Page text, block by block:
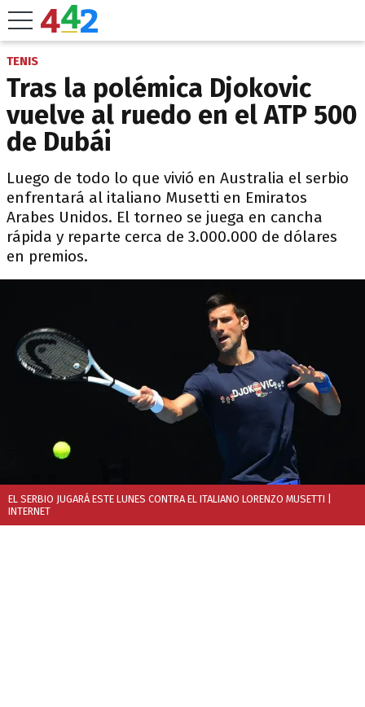
TENIS
Tras la polémica Djokovic
vuelve al ruedo en el ATP 500
de Dubái
Luego de todo lo que vivió en Australia el serbio
enfrentará al italiano Musetti en Emiratos
Arabes Unidos. El torneo se juega en cancha
rápida y reparte cerca de 3.000.000 de dólares
en premios.
EL SERBIO JUGARÁ ESTE LUNES CONTRA EL ITALIANO LORENZO MUSETTI
INTERNET